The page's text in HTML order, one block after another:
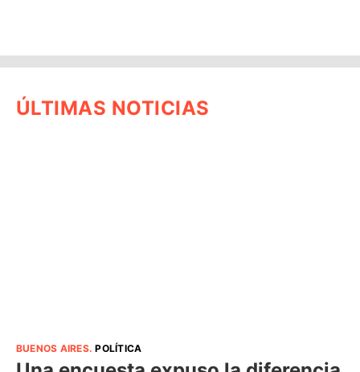
ÚLTIMAS NOTICIAS
BUENOS AIRES.POLÍTICA